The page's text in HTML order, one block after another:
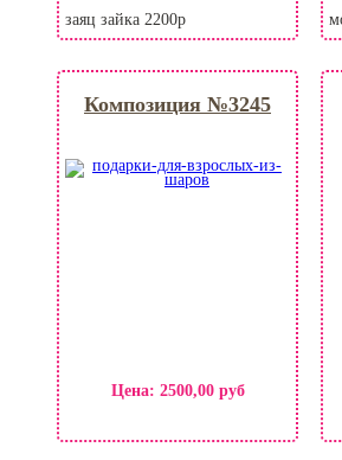
заяц зайка 2200р
Композиция №3245
Цена: 2500,00 руб